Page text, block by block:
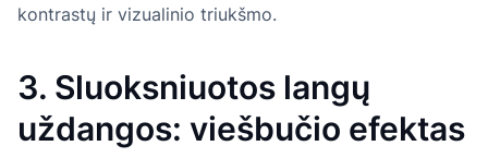
kontrastų ir vizualinio triukšmo.
3. Sluoksniuotos langų
uždangos: viešbučio efektas